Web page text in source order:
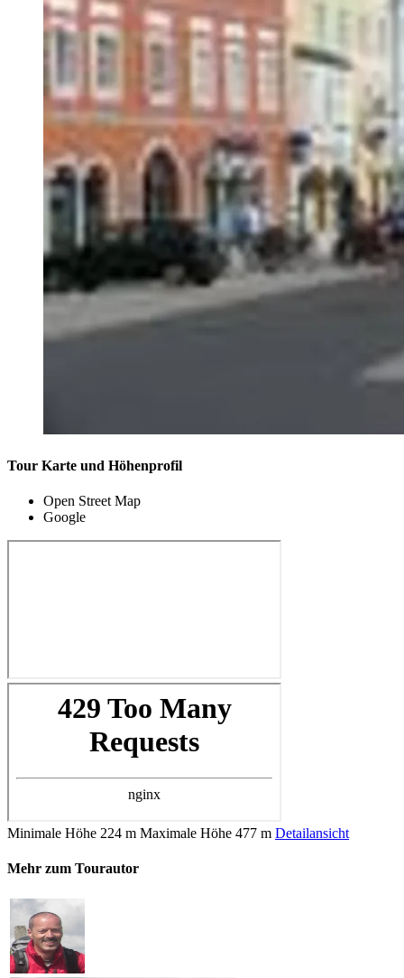
Tour Karte und Höhenprofil
Open Street Map
Google
Minimale Höhe 224 m Maximale Höhe 477 m Detailansicht
Mehr zum Tourautor